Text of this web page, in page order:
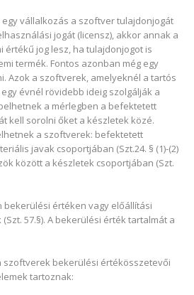
vállalkozás a szoftver tulajdonjogát
jogát (licensz), akkor annak a
értékű jog lesz, ha tulajdonjogot is
termék. Fontos azonban még egy
Azok a szoftverek, amelyeknél a tartós
évnél rövidebb ideig szolgálják a
a mérlegben a befektetett
kell sorolni őket a készletek közé.
a szoftverek: befektetett
javak csoportjában (Szt.24. § (1)-(2)
között a készletek csoportjában (Szt.
bekerülési értéken vagy előállítási
57.§). A bekerülési érték tartalmát a
szoftverek bekerülési értékösszetevői
tartoznak: